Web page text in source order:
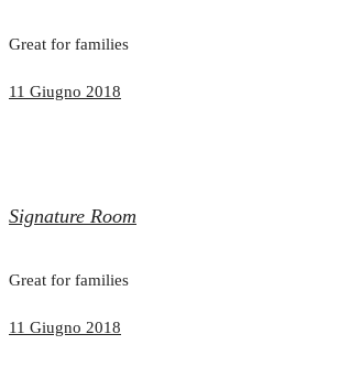
Great for families
11 Giugno 2018
Signature Room
Great for families
11 Giugno 2018